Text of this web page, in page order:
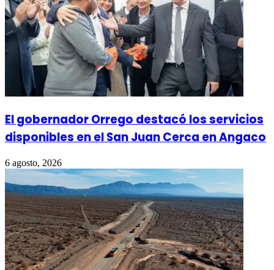
El gobernador Orrego destacó los servicios
disponibles en el San Juan Cerca en Angaco
6 agosto, 2026